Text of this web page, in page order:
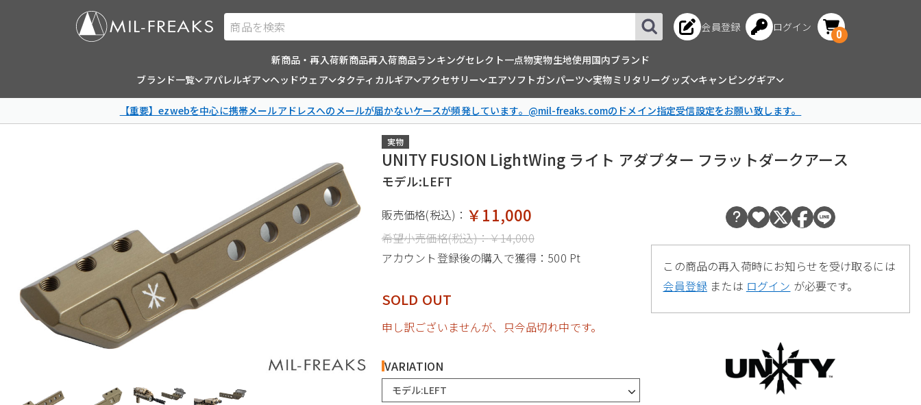
商品を検索 会員登録 ログイン
0
新商品・再入荷新商品再入荷商品ランキングセレクト一点物実物生地使用国内ブランド
ブランド一覧
アパレルギア ヘッドウェア タクティカルギア アクセサリー エアソフトガンパーツ 実物ミリタリーグッズ キャンピングギア
【重要】ezwebを中心に携帯メールアドレスへのメールが届かないケースが頻発しています。@mil-freaks.comのドメイン指定受信設定をお願い致します。
実物
UNITY FUSION LightWing ライト アダプター フラットダークアース
モデル:LEFT
販売価格(税込)： ￥11,000
希望小売価格(税込)：￥14,000
アカウント登録後の購入で獲得： 500 Pt
SOLD OUT
申し訳ございませんが、只今品切れ中です。
VARIATION
モデル:LEFT
この商品の再入荷時にお知らせを受け取るには
会員登録 または ログイン が必要です。